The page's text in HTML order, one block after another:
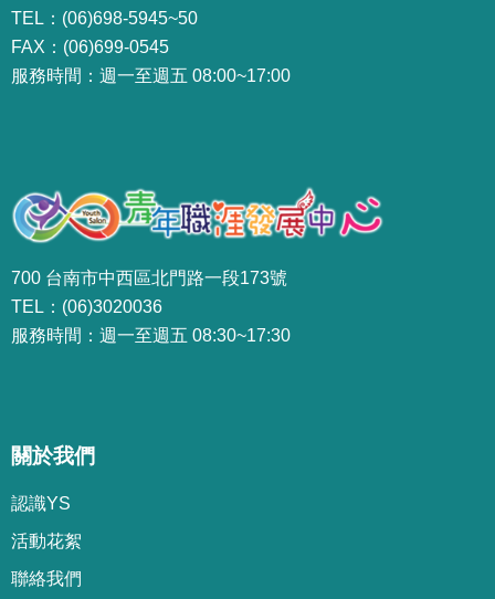
TEL：(06)698-5945~50
FAX：(06)699-0545
服務時間：週一至週五 08:00~17:00
700 台南市中西區北門路一段173號
TEL：(06)3020036
服務時間：週一至週五 08:30~17:30
關於我們
認識YS
活動花絮
聯絡我們